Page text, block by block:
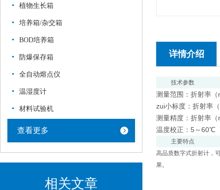
植物生长箱
培养箱/杂交箱
BOD培养箱
防爆保存箱
全自动熔点仪
温湿度计
材料试验机
查看更多
相关文章
详情介绍
技术参数
测量范围：折射率
zui小标度：折
测量精度：折射
温度校正：5～60℃
主要特点
高品质数字式折射计，
果。